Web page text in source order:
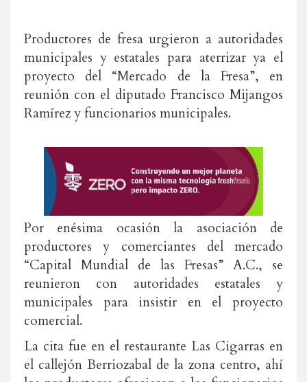
Productores de fresa urgieron a autoridades
municipales y estatales para aterrizar ya el
proyecto del “Mercado de la Fresa”, en
reunión con el diputado Francisco Mijangos
Ramírez y funcionarios municipales.
Por enésima ocasión la asociación de
productores y comerciantes del mercado
“Capital Mundial de las Fresas” A.C., se
reunieron con autoridades estatales y
municipales para insistir en el proyecto
comercial.
La cita fue en el restaurante Las Cigarras en
el callejón Berriozabal de la zona centro, ahí